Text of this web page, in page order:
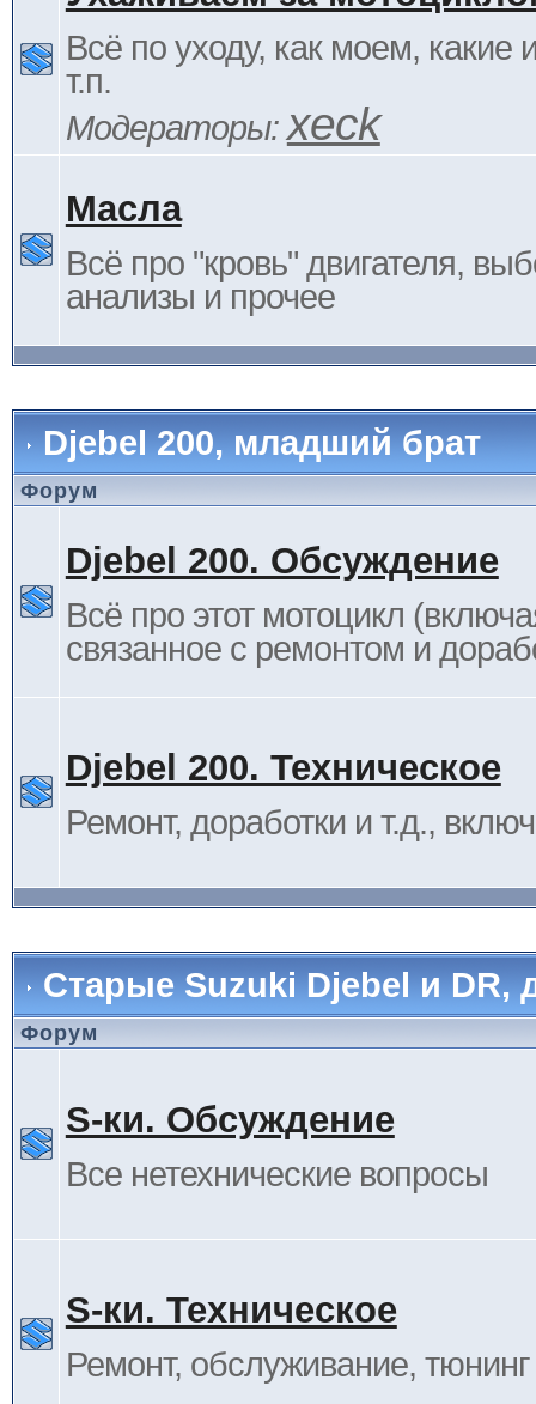
Всё по уходу, как моем, какие
т.п.
Модераторы:xeck
Масла
Всё про "кровь" двигателя,
анализы и прочее
Djebel 200, младший брат
Форум
Djebel 200. Обсуждение
Всё про этот мотоцикл
связанное с ремонтом и
Djebel 200. Техническое
Ремонт, доработки и т.д.,
Старые Suzuki Djebel и DR,
Форум
S-ки. Обсуждение
Все нетехнические вопросы
S-ки. Техническое
Ремонт, обслуживание, тюнинг